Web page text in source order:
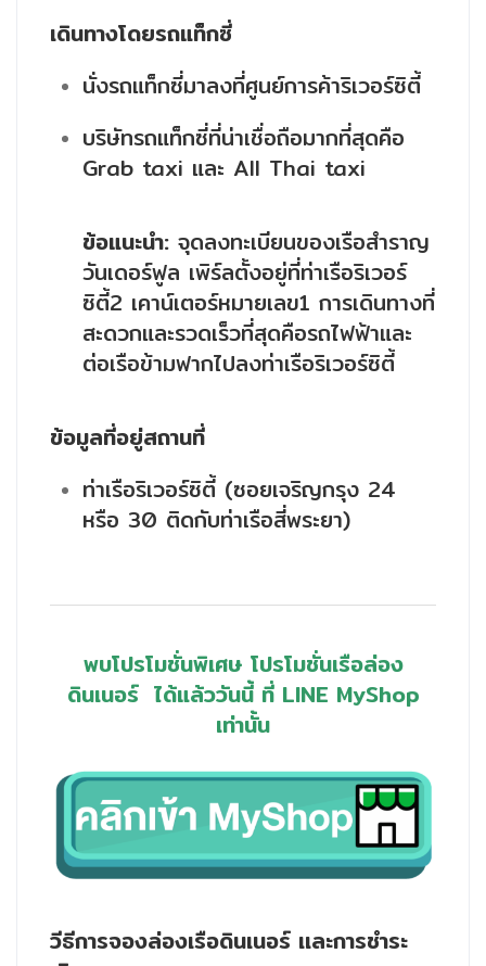
เดินทางโดยรถแท็กซี่
นั่งรถแท็กซี่มาลงที่ศูนย์การค้าริเวอร์ซิตี้
บริษัทรถแท็กซี่ที่น่าเชื่อถือมากที่สุดคือ
Grab taxi และ All Thai taxi
ข้อแนะนำ: จุดลงทะเบียนของเรือสำราญ
วันเดอร์ฟูล เพิร์ลตั้งอยู่ที่ท่าเรือริเวอร์
ซิตี้2 เคาน์เตอร์หมายเลข1 การเดินทางที่
สะดวกและรวดเร็วที่สุดคือรถไฟฟ้าและ
ต่อเรือข้ามฟากไปลงท่าเรือริเวอร์ซิตี้
ข้อมูลที่อยู่สถานที่
ท่าเรือริเวอร์ซิตี้ (ซอยเจริญกรุง 24
หรือ 30 ติดกับท่าเรือสี่พระยา)
พบโปรโมชั่นพิเศษ โปรโมชั่นเรือล่อง
ดินเนอร์ ได้แล้ววันนี้ ที่ LINE MyShop
เท่านั้น
วีธีการจองล่องเรือดินเนอร์ เเละการชำระ